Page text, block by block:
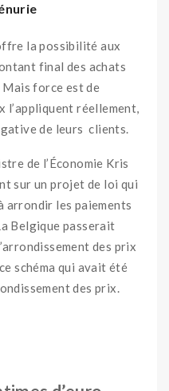
la possibilité aux
final des achats
Mais force est de
l’appliquent réellement,
de leurs clients.
de l’Économie Kris
sur un projet de loi qui
arrondir les paiements
Belgique passerait
des prix
schéma qui avait été
des prix.